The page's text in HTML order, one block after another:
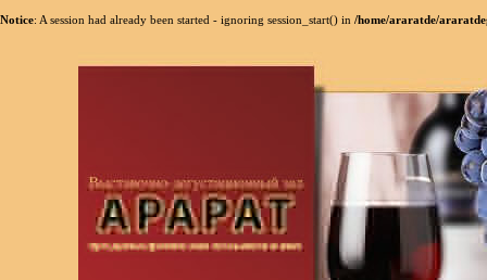
Notice: A session had already been started - ignoring session_start() in /home/araratde/